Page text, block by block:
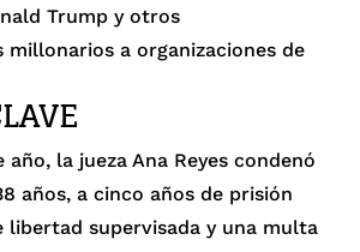
Trump y otros
millonarios a organizaciones de
año, la jueza Ana Reyes condenó
años, a cinco años de prisión
libertad supervisada y una multa